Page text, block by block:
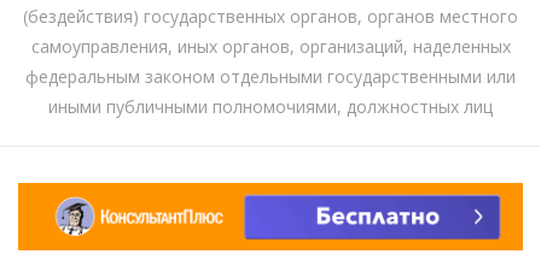
(бездействия) государственных органов, органов местного
самоуправления, иных органов, организаций, наделенных
федеральным законом отдельными государственными или
иными публичными полномочиями, должностных лиц